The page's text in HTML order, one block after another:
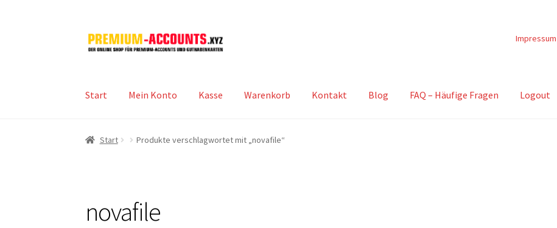
Zur
Navigation
Zum
Inhalt
Impressum
Start Mein Konto Kasse Warenkorb Kontakt Blog FAQ – Häufige Fragen Logout
Start Produkte verschlagwortet mit „novafile“
novafile